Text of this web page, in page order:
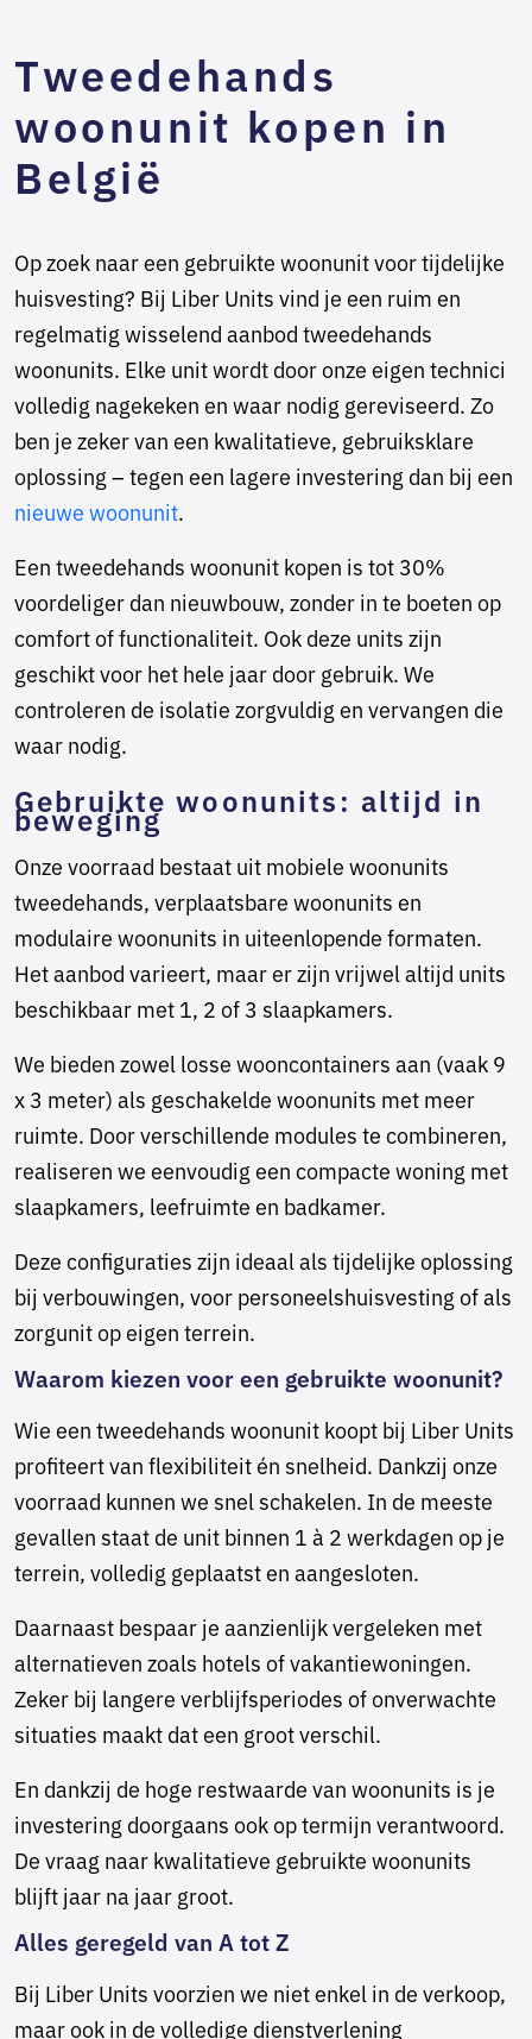
Tweedehands
woonunit kopen in
België
Op zoek naar een gebruikte woonunit voor tijdelijke
huisvesting? Bij Liber Units vind je een ruim en
regelmatig wisselend aanbod tweedehands
woonunits. Elke unit wordt door onze eigen technici
volledig nagekeken en waar nodig gereviseerd. Zo
ben je zeker van een kwalitatieve, gebruiksklare
oplossing – tegen een lagere investering dan bij een
nieuwe woonunit.
Een tweedehands woonunit kopen is tot 30%
voordeliger dan nieuwbouw, zonder in te boeten op
comfort of functionaliteit. Ook deze units zijn
geschikt voor het hele jaar door gebruik. We
controleren de isolatie zorgvuldig en vervangen die
waar nodig.
Gebruikte woonunits: altijd in
beweging
Onze voorraad bestaat uit mobiele woonunits
tweedehands, verplaatsbare woonunits en
modulaire woonunits in uiteenlopende formaten.
Het aanbod varieert, maar er zijn vrijwel altijd units
beschikbaar met 1, 2 of 3 slaapkamers.
We bieden zowel losse wooncontainers aan (vaak 9
x 3 meter) als geschakelde woonunits met meer
ruimte. Door verschillende modules te combineren,
realiseren we eenvoudig een compacte woning met
slaapkamers, leefruimte en badkamer.
Deze configuraties zijn ideaal als tijdelijke oplossing
bij verbouwingen, voor personeelshuisvesting of als
zorgunit op eigen terrein.
Waarom kiezen voor een gebruikte woonunit?
Wie een tweedehands woonunit koopt bij Liber Units
profiteert van flexibiliteit én snelheid. Dankzij onze
voorraad kunnen we snel schakelen. In de meeste
gevallen staat de unit binnen 1 à 2 werkdagen op je
terrein, volledig geplaatst en aangesloten.
Daarnaast bespaar je aanzienlijk vergeleken met
alternatieven zoals hotels of vakantiewoningen.
Zeker bij langere verblijfsperiodes of onverwachte
situaties maakt dat een groot verschil.
En dankzij de hoge restwaarde van woonunits is je
investering doorgaans ook op termijn verantwoord.
De vraag naar kwalitatieve gebruikte woonunits
blijft jaar na jaar groot.
Alles geregeld van A tot Z
Bij Liber Units voorzien we niet enkel in de verkoop,
maar ook in de volledige dienstverlening